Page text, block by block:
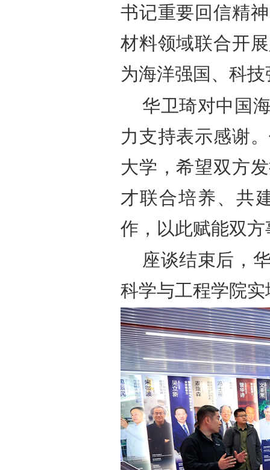
书记重要回信精
材料领域联合开
为海洋强国、科
华卫琦对中国
力支持表示感谢
大学，希望双方
才联合培养、共
作，以此赋能双
座谈结束后，
科学与工程学院